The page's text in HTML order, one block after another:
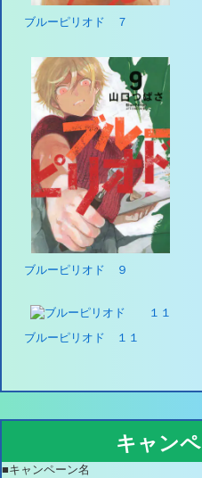
ブルーピリオド ７
ブルーピリオド ９
ブルーピリオド １１
キャン
■キャンペーン名